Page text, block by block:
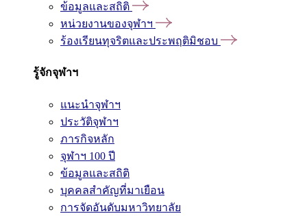
ข้อมูลและสถิติ
หน่วยงานของจุฬาฯ
ร้องเรียนทุจริตและประพฤติมิชอบ
รู้จักจุฬาฯ
แนะนำจุฬาฯ
ประวัติจุฬาฯ
ภารกิจหลัก
จุฬาฯ 100 ปี
ข้อมูลและสถิติ
บุคคลสำคัญที่มาเยือน
การจัดอันดับมหาวิทยาลัย